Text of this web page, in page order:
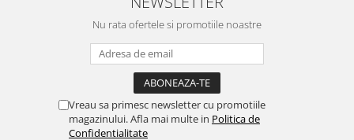
Nu rata ofertele si promotiile noastre
Vreau sa primesc newsletter cu promotiile
magazinului. Afla mai multe in Politica de
Confidentialitate